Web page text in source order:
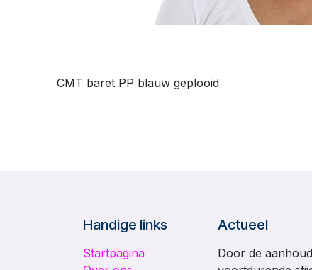
CMT baret PP blauw geplooid
Handige links
Startpagina
Actueel
Door de